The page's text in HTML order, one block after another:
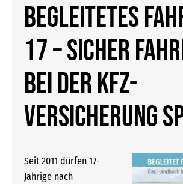
Begleitetes
17 – sicher
bei der Kfz-
Versicherung
Seit 2011 dürfen 17-
Jährige nach